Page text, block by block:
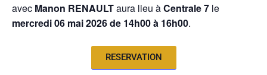
avec Manon RENAULTaura lieu àCentrale 7 le
mercredi 06 mai 2026 de 14h00 à 16h00.
RESERVATION